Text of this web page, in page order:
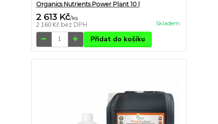
Organics Nutrients Power Plant 10 l
2 613 Kč/ks
2 160 Kč bez DPH Skladem
Přidat do košíku